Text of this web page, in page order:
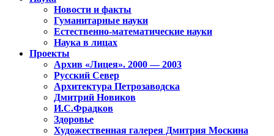
Новости и факты
Гуманитарные науки
Естественно-математические науки
Наука в лицах
Проекты
Архив «Лицея». 2000 — 2003
Русский Север
Архитектура Петрозаводска
Дмитрий Новиков
И.С.Фрадков
Здоровье
Художественная галерея Дмитрия Москина